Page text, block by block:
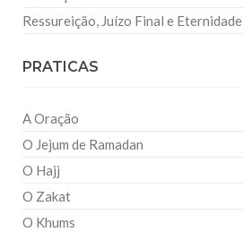
Ressureição, Juízo Final e Eternidade
PRATICAS
A Oração
O Jejum de Ramadan
O Hajj
O Zakat
O Khums